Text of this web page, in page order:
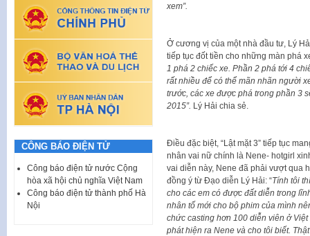
xem”.
Ở cương vị của một nhà đầu tư, Lý
tiếp tục đốt tiền cho những màn phá
1 phá 2 chiếc xe. Phần 2 phá tới 4
rất nhiều để có thể mãn nhãn người
trước, các xe được phá trong phần 3
2015”. Lý Hải chia sẻ.
Điều đặc biệt, “Lật mặt 3” tiếp tục
nhân vai nữ chính là Nene- hotgirl
vai diễn này, Nene đã phải vượt qua
đồng ý từ Đạo diễn Lý Hải: “Tính tôi
cho các em có được đất diễn trong
nhân tố mới cho bộ phim của mình
chức casting hơn 100 diễn viên ở
phát hiện ra Nene và cho tôi biết.
CÔNG BÁO ĐIỆN TỬ
Công báo điện tử nước Cộng
hòa xã hội chủ nghĩa Việt Nam
Công báo điện tử thành phố Hà
Nội